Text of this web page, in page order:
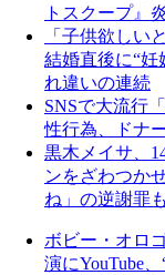
トスクープ』
「子供欲しい
結婚直後に“
れ違いの連続
SNSで大流行
性行為、ドナ
黒木メイサ、
ンをざわつか
ね」の逆謝罪も
ボビー・オロ
演にYouTube